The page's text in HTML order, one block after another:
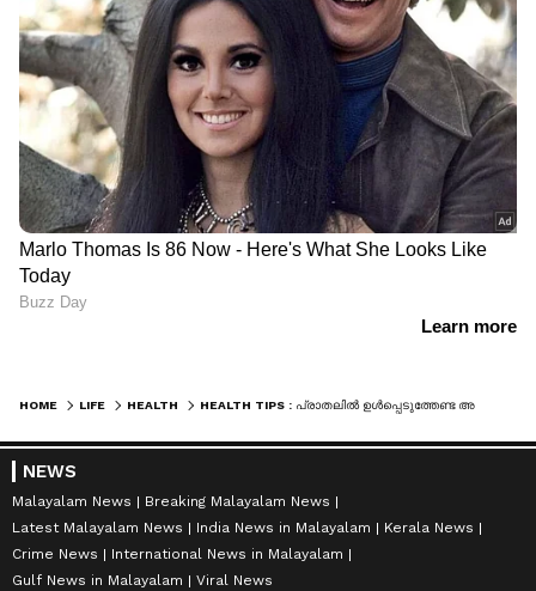
HOME LIFE HEALTH
NEWS
Malayalam News
Breaking Malayalam News
Latest Malayalam News
India News in Malayalam
Kerala News
Crime News
International News in Malayalam
Gulf News in Malayalam
Viral News